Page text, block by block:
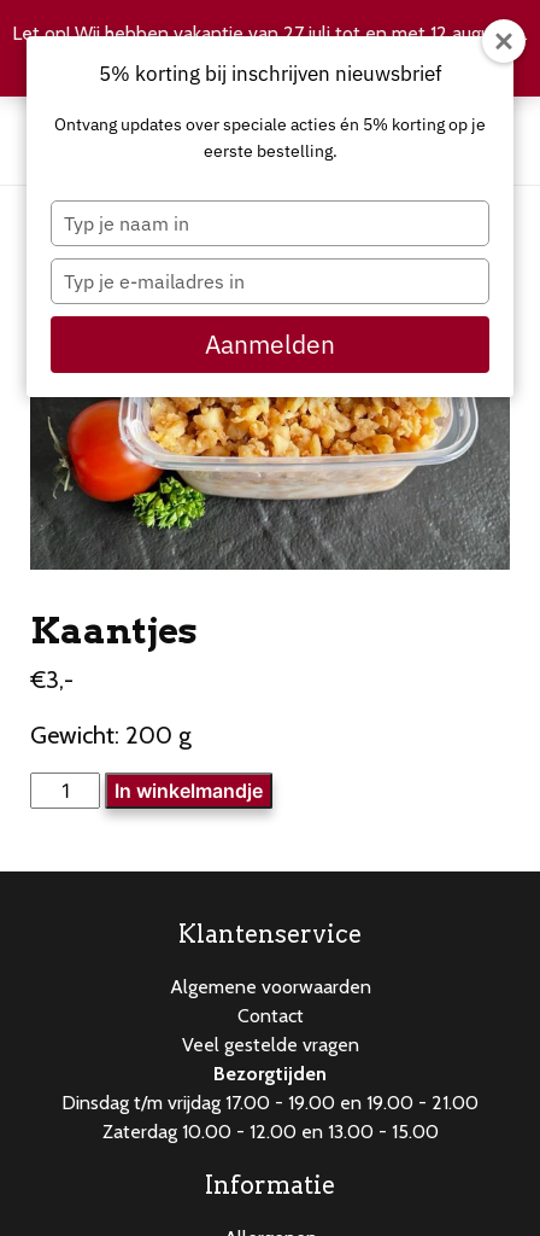
Kaantjes
€3,-
Gewicht: 200 g
Kaantjes
aantal
In winkelmandje
Klantenservice
Algemene voorwaarden
Contact
Veel gestelde vragen
Bezorgtijden
Dinsdag t/m vrijdag 17.00 - 19.00 en 19.00 - 21.00
Zaterdag 10.00 - 12.00 en 13.00 - 15.00
Informatie
5% korting bij inschrijven nieuwsbrief
Ontvang updates over speciale acties én 5% korting op je
eerste bestelling.
Typ
je
naam
Typ
je
e-
in
Aanmelden
Let op! Wij hebben vakantie van 27 juli tot en met 12 augustus.
Negeren